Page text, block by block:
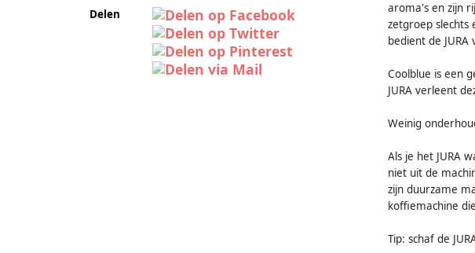
aroma's en zijn
zetgroep
bedient de
Coolblue is een
JURA verleent
Weinig
Als je het JURA
niet uit de
zijn duurzame
koffiemachine
Tip: schaf de
Delen